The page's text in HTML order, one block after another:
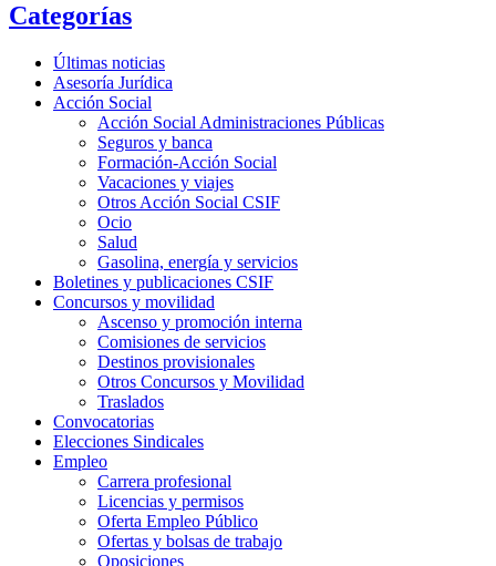
Categorías
Últimas noticias
Asesoría Jurídica
Acción Social
Acción Social Administraciones Públicas
Seguros y banca
Formación-Acción Social
Vacaciones y viajes
Otros Acción Social CSIF
Ocio
Salud
Gasolina, energía y servicios
Boletines y publicaciones CSIF
Concursos y movilidad
Ascenso y promoción interna
Comisiones de servicios
Destinos provisionales
Otros Concursos y Movilidad
Traslados
Convocatorias
Elecciones Sindicales
Empleo
Carrera profesional
Licencias y permisos
Oferta Empleo Público
Ofertas y bolsas de trabajo
Oposiciones